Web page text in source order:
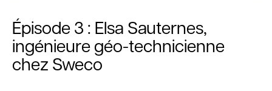
Épisode 3 : Elsa Sauternes,
ingénieure géo-technicienne
chez Sweco